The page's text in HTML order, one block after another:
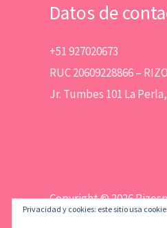
Datos de
+51 927020673
RUC 20609228866 –
Jr. Tumbes 101 La
Copyright © 2026
Privacidad y cookies: este sitio usa